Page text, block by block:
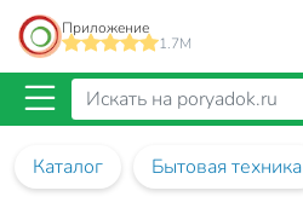
Приложение
1.7M
Каталог Бытовая техника